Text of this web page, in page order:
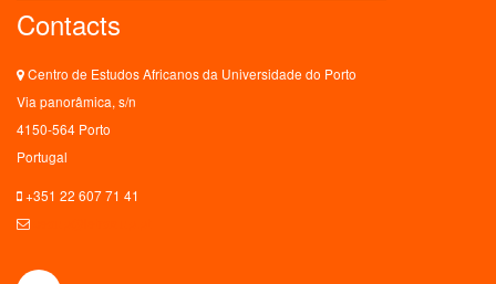
Contacts
Centro de Estudos Africanos da Universidade do Porto
Via panorâmica, s/n
4150-564 Porto
Portugal
+351 22 607 71 41